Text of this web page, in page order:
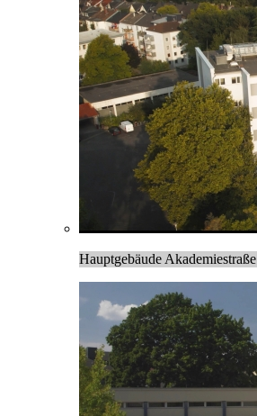
Hauptgebäude Akademiestraße